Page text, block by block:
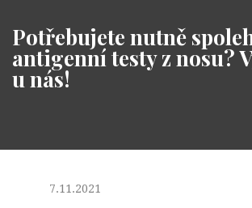
Potřebujete nutně
antigenní testy z nosu?
u nás!
7.11.2021